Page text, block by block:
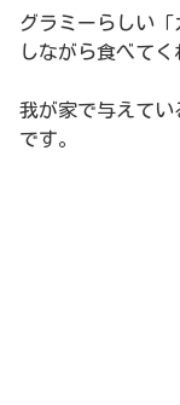
グラミーらしい
しながら食べてく
我が家で与えて
です。